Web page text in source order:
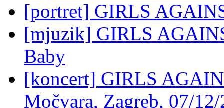
[portret] GIRLS
[mjuzik] GIRLS
Baby
[koncert] GIRLS
Močvara, Zagreb, 07/